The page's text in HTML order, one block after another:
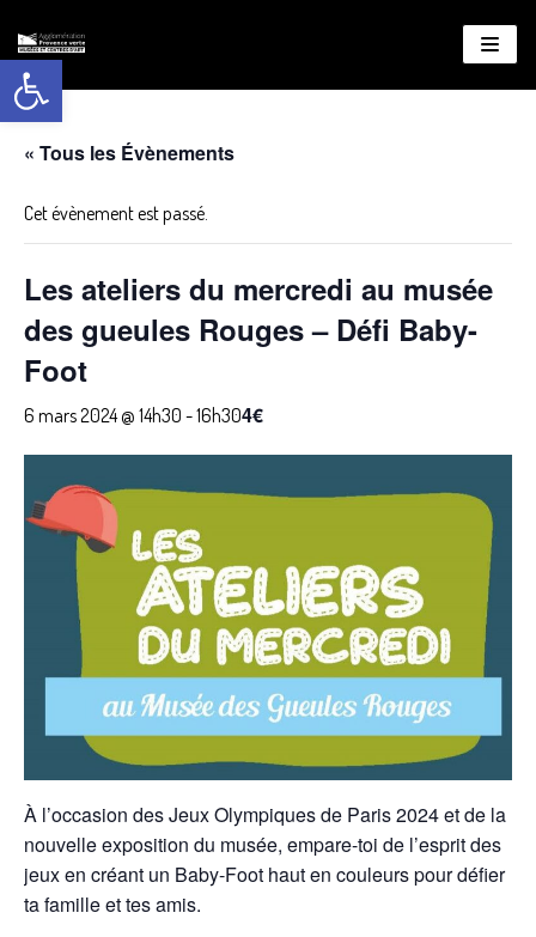
Ouvrir la barre d’outils
Aller
au
contenu
« Tous les Évènements
Cet évènement est passé.
Les ateliers du mercredi au musée
des gueules Rouges – Défi Baby-
Foot
6 mars 2024 @ 14h30 -16h304€
À l’occasion des Jeux Olympiques de Paris 2024 et de la
nouvelle exposition du musée, empare-toi de l’esprit des
jeux en créant un Baby-Foot haut en couleurs pour défier
ta famille et tes amis.